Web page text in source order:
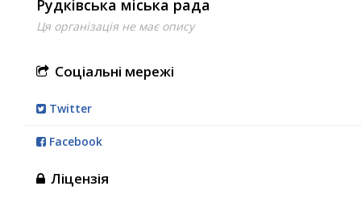
Рудківська міська рада
Ця організація не має опису
Соціальні мережі
Twitter
Facebook
Ліцензія